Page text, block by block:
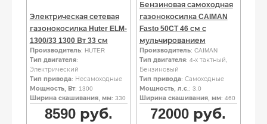
Электрическая сетевая
газонокосилка Huter ELM-
1300/33 1300 Вт 33 см
Производитель: HUTER
Тип двигателя:
Электрический
Тип привода: Несамоходные
Мощность, Вт: 1300
Ширина скашивания, мм: 330
8590руб.
Бензиновая самоходная
газонокосилка CAIMAN
Fasto 50CT 46 см с
мульчированием
Производитель: CAIMAN
Тип двигателя: 4-х тактный,
Бензиновый
Тип привода: Самоходные
Мощность, л.с.: 3.0
Ширина скашивания, мм: 460
72000 руб.